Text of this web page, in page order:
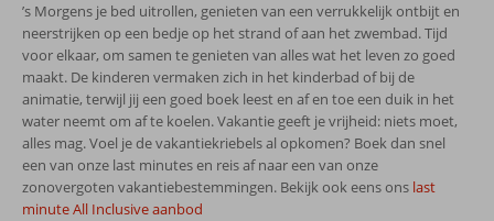
’s Morgens je bed uitrollen, genieten van een verrukkelijk ontbijt en
neerstrijken op een bedje op het strand of aan het zwembad. Tijd
voor elkaar, om samen te genieten van alles wat het leven zo goed
maakt. De kinderen vermaken zich in het kinderbad of bij de
animatie, terwijl jij een goed boek leest en af en toe een duik in het
water neemt om af te koelen. Vakantie geeft je vrijheid: niets moet,
alles mag. Voel je de vakantiekriebels al opkomen? Boek dan snel
een van onze last minutes en reis af naar een van onze
zonovergoten vakantiebestemmingen. Bekijk ook eens ons last
minute All Inclusive aanbod